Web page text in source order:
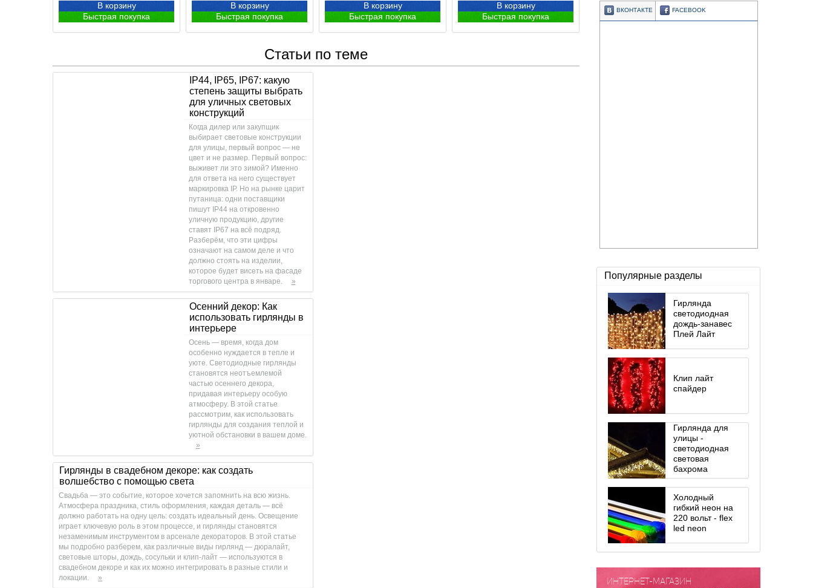
ВКОНТАКТЕ FACEBOOK
Популярные разделы
Гирлянда
светодиодная
дождь-занавес
Плей Лайт
Клип лайт
спайдер
Гирлянда для
улицы -
светодиодная
световая
бахрома
Холодный
гибкий неон на
220 вольт - flex
led neon
ИНТЕРНЕТ-МАГАЗИН
В корзину
Быстрая покупка
В корзину
Быстрая покупка
В корзину
Быстрая покупка
В корзину
Быстрая покупка
Статьи по теме
IP44, IP65, IP67: какую
степень защиты выбрать
для уличных световых
конструкций
Когда дилер или закупщик
выбирает световые конструкции
для улицы, первый вопрос — не
цвет и не размер. Первый вопрос:
выживет ли это зимой? Именно
для ответа на него существует
маркировка IP. Но на рынке царит
путаница: одни поставщики
пишут IP44 на откровенно
уличную продукцию, другие
ставят IP67 на всё подряд.
Разберём, что эти цифры
означают на самом деле и что
должно стоять на изделии,
которое будет висеть на фасаде
торгового центра в январе.
»
Осенний декор: Как
использовать гирлянды в
интерьере
Осень — время, когда дом
особенно нуждается в тепле и
уюте. Светодиодные гирлянды
становятся неотъемлемой
частью осеннего декора,
придавая интерьеру особую
атмосферу. В этой статье
рассмотрим, как использовать
гирлянды для создания теплой и
уютной обстановки в вашем доме.
»
Гирлянды в свадебном декоре: как создать
волшебство с помощью света
Свадьба — это событие, которое хочется запомнить на всю жизнь.
Атмосфера праздника, стиль оформления, каждая деталь — всё
должно работать на одну цель: создать идеальный день. Освещение
играет ключевую роль в этом процессе, и гирлянды становятся
незаменимым инструментом в арсенале декораторов. В этой статье
мы подробно разберем, как различные виды гирлянд — дюралайт,
световые шторы, дождь, сосульки и клип-лайт — используются в
свадебном декоре и как их можно интегрировать в разные стили и
локации.
»